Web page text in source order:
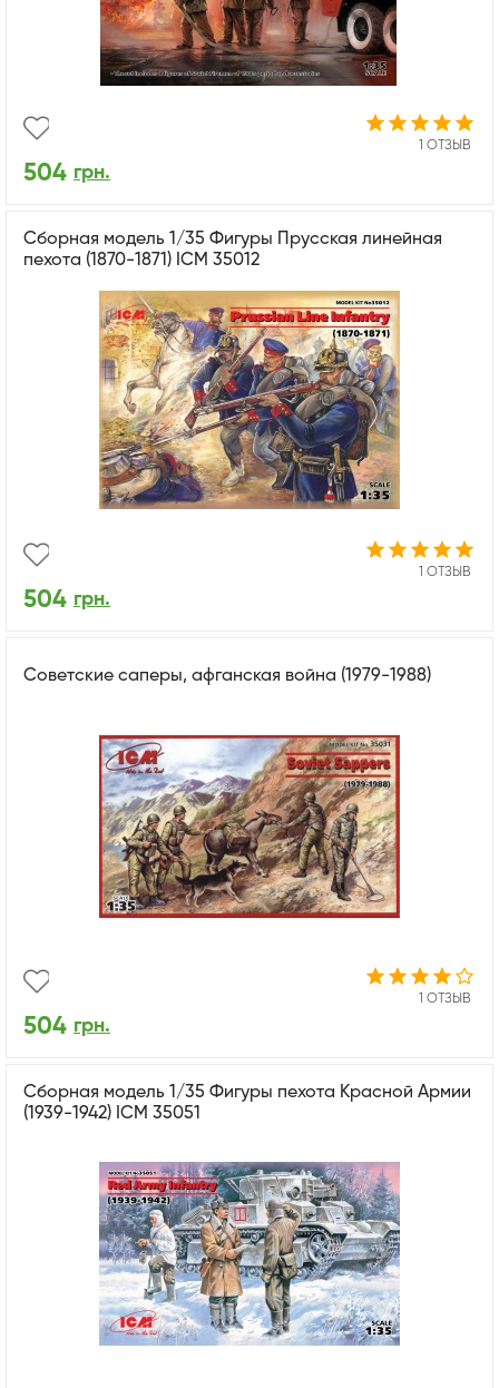
1 ОТЗЫВ
504 грн.
Сборная модель 1/35 Фигуры Прусская линейная
пехота (1870-1871) ICM 35012
1 ОТЗЫВ
504 грн.
Советские саперы, афганская война (1979-1988)
1 ОТЗЫВ
504 грн.
Сборная модель 1/35 Фигуры пехота Красной Армии
(1939-1942) ICM 35051